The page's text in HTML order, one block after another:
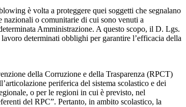
è volta a proteggere quei soggetti che segnalano
o comunitarie di cui sono venuti a
Amministrazione. A questo scopo, il D. Lgs.
determinati obblighi per garantire l’efficacia della
della Corruzione e della Trasparenza (RPCT)
periferica del sistema scolastico e dei
o per le regioni in cui è previsto, nel
del RPC”. Pertanto, in ambito scolastico, la